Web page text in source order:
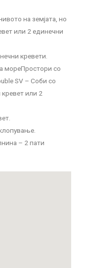
на земјата, но
или 2 единечни
кревети.
мореПростори со
SV – Соби со
или 2
– 2 пати